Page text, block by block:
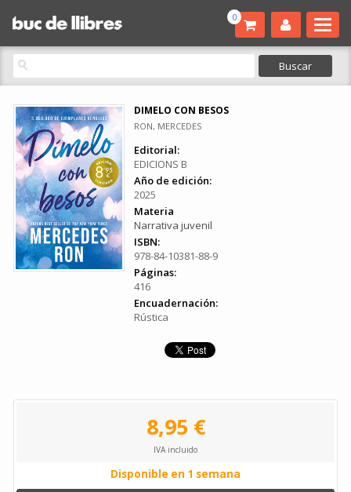
0
DIMELO CON BESOS
RON, MERCEDES
Editorial:
EDICIONS B
Año de edición:
2025
Materia
Narrativa juvenil
ISBN:
978-84-10381-88-9
Páginas:
416
Encuadernación:
Rústica
8,95 €
IVA incluido
Disponible en 1 semana